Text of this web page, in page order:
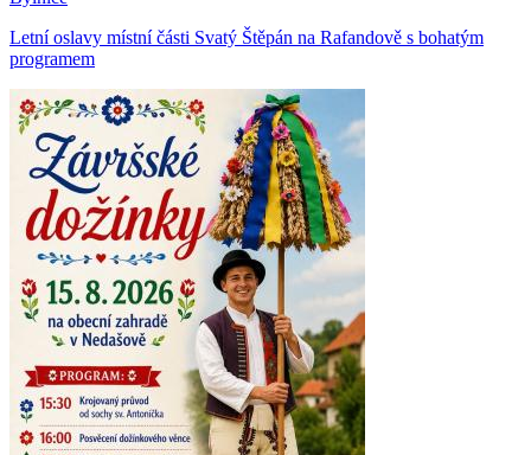
Letní oslavy místní části Svatý Štěpán na Rafandově s bohatým
programem